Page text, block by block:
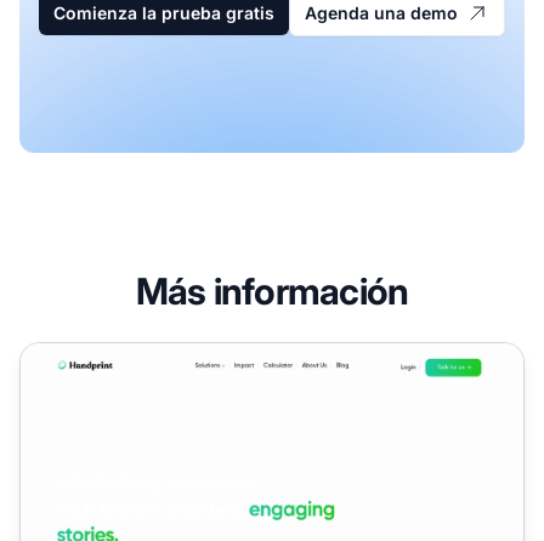
Comienza la prueba gratis Agenda una demo
Más información
Programa de Afiliados de Handprint